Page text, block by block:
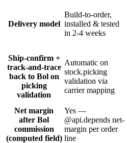
Delivery model
Build-to-order,
installed & tested
in 2-4 weeks
Ship-confirm +
track-and-trace
back to Bol on
picking
validation
Automatic on
stock.picking
validation via
carrier mapping
Net margin
after Bol
commission
(computed field)
Yes —
@api.depends net-
margin per order
line